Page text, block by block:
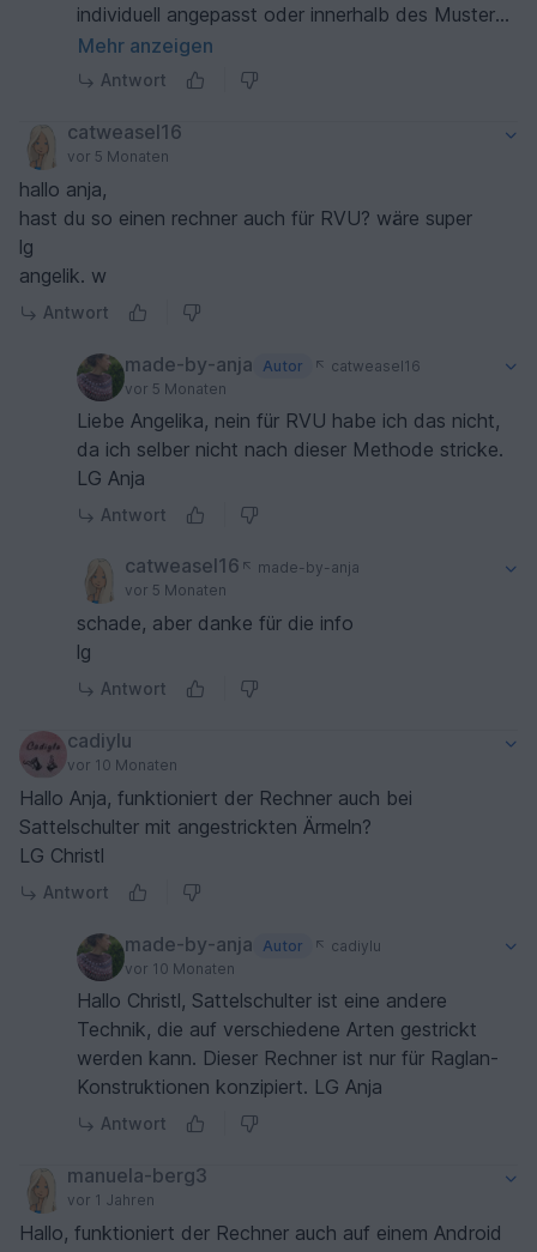
individuell angepasst oder innerhalb des Musters
an der passenden Stelle platziert werden. LG Anja
Mehr anzeigen
Antwort
catweasel16
vor 5 Monaten
hallo anja,
hast du so einen rechner auch für RVU? wäre super
lg
angelik. w
Antwort
made-by-anja Autor
catweasel16
vor 5 Monaten
Liebe Angelika, nein für RVU habe ich das nicht,
da ich selber nicht nach dieser Methode stricke.
LG Anja
Antwort
catweasel16
made-by-anja
vor 5 Monaten
schade, aber danke für die info
lg
Antwort
cadiylu
vor 10 Monaten
Hallo Anja, funktioniert der Rechner auch bei
Sattelschulter mit angestrickten Ärmeln?
LG Christl
Antwort
made-by-anja Autor
cadiylu
vor 10 Monaten
Hallo Christl, Sattelschulter ist eine andere
Technik, die auf verschiedene Arten gestrickt
werden kann. Dieser Rechner ist nur für Raglan-
Konstruktionen konzipiert. LG Anja
Antwort
manuela-berg3
vor 1 Jahren
Hallo, funktioniert der Rechner auch auf einem Android